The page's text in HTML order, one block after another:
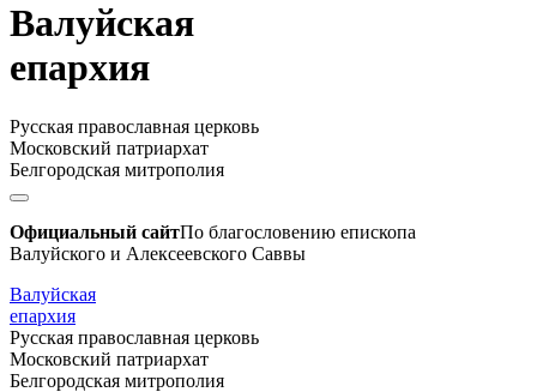
Валуйская
епархия
Русская православная церковь
Московский патриархат
Белгородская митрополия
Официальный сайтПо благословению епископа
Валуйского и Алексеевского Саввы
Валуйская
епархия
Русская православная церковь
Московский патриархат
Белгородская митрополия